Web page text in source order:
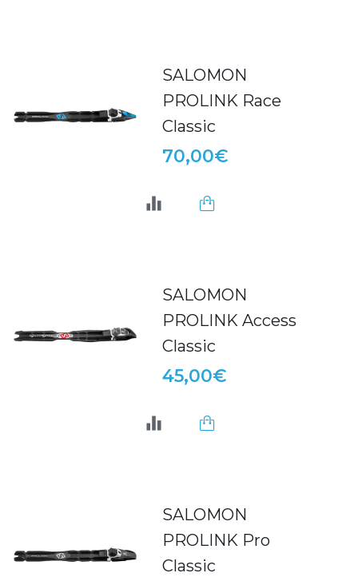
SALOMON
PROLINK Race
Classic
70,00€
SALOMON
PROLINK Access
Classic
45,00€
SALOMON
PROLINK Pro
Classic